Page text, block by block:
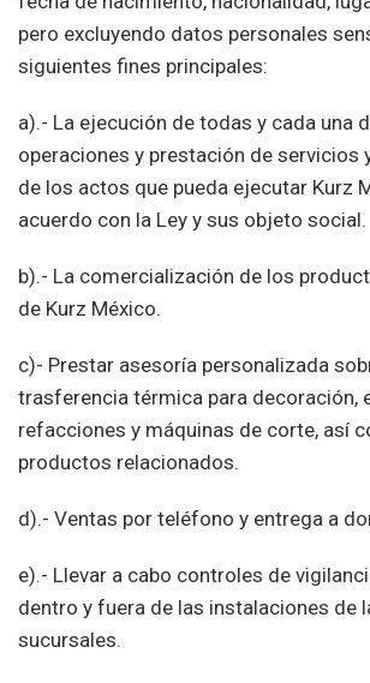
pero excluyendo datos personales
siguientes fines principales:
a).- La ejecución de todas y cada una
operaciones y prestación de servicios
de los actos que pueda ejecutar Kurz
acuerdo con la Ley y sus objeto social.
b).- La comercialización de los
de Kurz México.
c)- Prestar asesoría personalizada
trasferencia térmica para decoración,
refacciones y máquinas de corte, así
productos relacionados.
d).- Ventas por teléfono y entrega a
e).- Llevar a cabo controles de
dentro y fuera de las instalaciones de
sucursales.